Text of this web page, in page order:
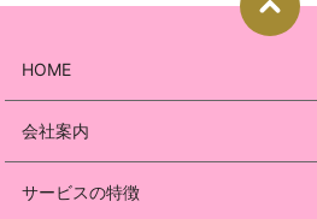
HOME
会社案内
サービスの特徴